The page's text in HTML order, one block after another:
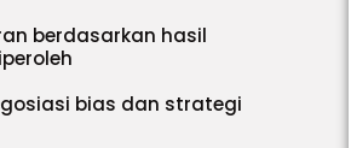
berdasarkan hasil
bias dan strategi